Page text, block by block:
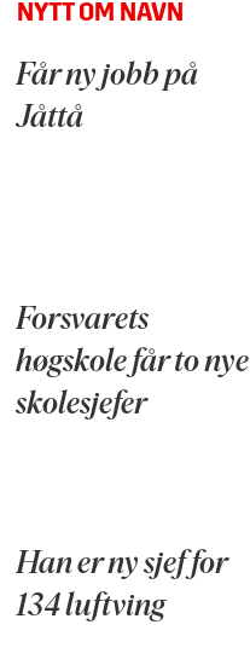
NYTT OM NAVN
Får ny jobb på
Jåttå
Forsvarets
høgskole får to nye
skolesjefer
Han er ny sjef for
134 luftving